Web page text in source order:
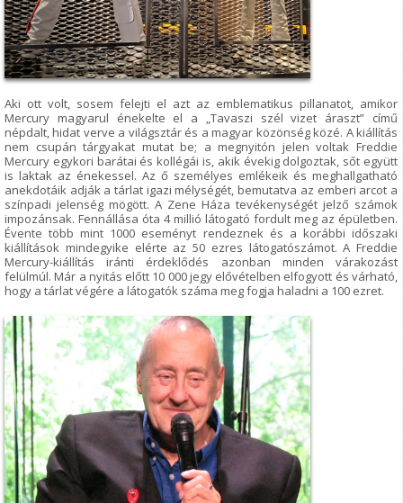
Aki ott volt, sosem felejti el azt az emblematikus pillanatot, amikor
Mercury magyarul énekelte el a „Tavaszi szél vizet áraszt” című
népdalt, hidat verve a világsztár és a magyar közönség közé. A kiállítás
nem csupán tárgyakat mutat be; a megnyitón jelen voltak Freddie
Mercury egykori barátai és kollégái is, akik évekig dolgoztak, sőt együtt
is laktak az énekessel. Az ő személyes emlékeik és meghallgatható
anekdotáik adják a tárlat igazi mélységét, bemutatva az emberi arcot a
színpadi jelenség mögött. A Zene Háza tevékenységét jelző számok
impozánsak. Fennállása óta 4 millió látogató fordult meg az épületben.
Évente több mint 1000 eseményt rendeznek és a korábbi időszaki
kiállítások mindegyike elérte az 50 ezres látogatószámot. A Freddie
Mercury-kiállítás iránti érdeklődés azonban minden várakozást
felülmúl. Már a nyitás előtt 10 000 jegy elővételben elfogyott és várható,
hogy a tárlat végére a látogatók száma meg fogja haladni a 100 ezret.